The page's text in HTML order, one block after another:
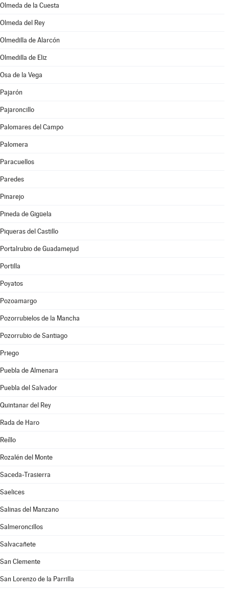
Olmeda de la Cuesta
Olmeda del Rey
Olmedilla de Alarcón
Olmedilla de Eliz
Osa de la Vega
Pajarón
Pajaroncillo
Palomares del Campo
Palomera
Paracuellos
Paredes
Pinarejo
Pineda de Gigüela
Piqueras del Castillo
Portalrubio de Guadamejud
Portilla
Poyatos
Pozoamargo
Pozorrubielos de la Mancha
Pozorrubio de Santiago
Priego
Puebla de Almenara
Puebla del Salvador
Quintanar del Rey
Rada de Haro
Reíllo
Rozalén del Monte
Saceda-Trasierra
Saelices
Salinas del Manzano
Salmeroncillos
Salvacañete
San Clemente
San Lorenzo de la Parrilla